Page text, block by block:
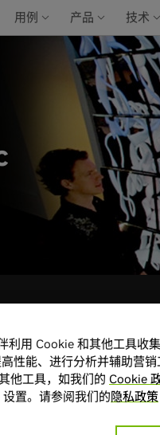
用例 产品 技术
决方案，用户可以
利用 Cookie 和其他工具收
性能、进行分析并辅助营
他工具，如我们的 Cookie
置。请参阅我们的隐私政策